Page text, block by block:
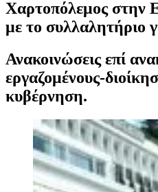
Χαρτοπόλεμος στην
με το συλλαλητήριο
Ανακοινώσεις επί
εργαζομένους-
κυβέρνηση.